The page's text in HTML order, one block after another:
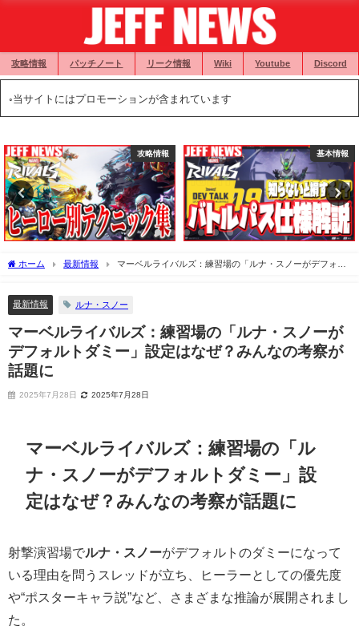
攻略情報 パッチノート リーク情報 Wiki Youtube Discord
◦当サイトにはプロモーションが含まれています
攻略情報 基本情報
ホーム 最新情報
マーベルライバルズ：練習場の「ルナ・スノーがデフォル
最新情報 ルナ・スノー
マーベルライバルズ：練習場の「ルナ・スノーが
デフォルトダミー」設定はなぜ？みんなの考察が
話題に
2025年7月28日 2025年7月28日
マーベルライバルズ：練習場の「ル
ナ・スノーがデフォルトダミー」設
定はなぜ？みんなの考察が話題に
射撃演習場でルナ・スノーがデフォルトのダミーになって
いる理由を問うスレッドが立ち、ヒーラーとしての優先度
や“ポスターキャラ説”など、さまざまな推論が展開されまし
た。